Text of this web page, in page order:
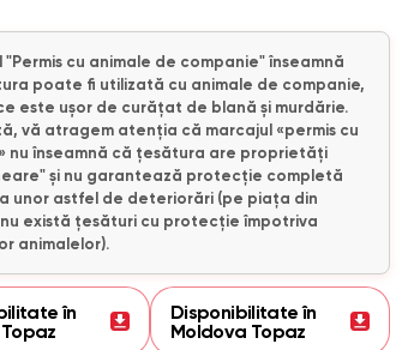
"Permis cu animale de companie" înseamnă
poate fi utilizată cu animale de companie,
este ușor de curățat de blană și murdărie.
vă atragem atenția că marcajul «permis cu
nu înseamnă că țesătura are proprietăți
și nu garantează protecție completă
unor astfel de deteriorări (pe piața din
există țesături cu protecție împotriva
animalelor).
în
Disponibilitate în
Moldova Topaz